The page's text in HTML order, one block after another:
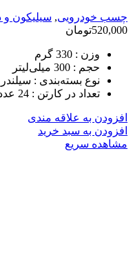
چسب خودرویی, سیلیکون و
520,000تومان
وزن : 330 گرم
حجم : 300 میلی‌لیتر
نوع بسته‌بندی :
تعداد در کارتن : 24 عدد
افزودن به علاقه مندی
افزودن به سبد خرید
مشاهده سریع